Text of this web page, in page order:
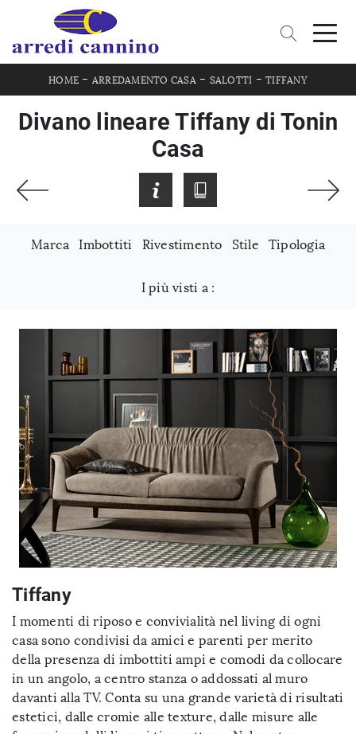
HOME - ARREDAMENTO CASA- SALOTTI -TIFFANY
Divano lineare Tiffany di Tonin
Casa
Marca Imbottiti Rivestimento Stile Tipologia
I più visti a :
Tiffany
I momenti di riposo e convivialità nel living di ogni
casa sono condivisi da amici e parenti per merito
della presenza di imbottiti ampi e comodi da collocare
in un angolo, a centro stanza o addossati al muro
davanti alla TV. Conta su una grande varietà di risultati
estetici, dalle cromie alle texture, dalle misure alle